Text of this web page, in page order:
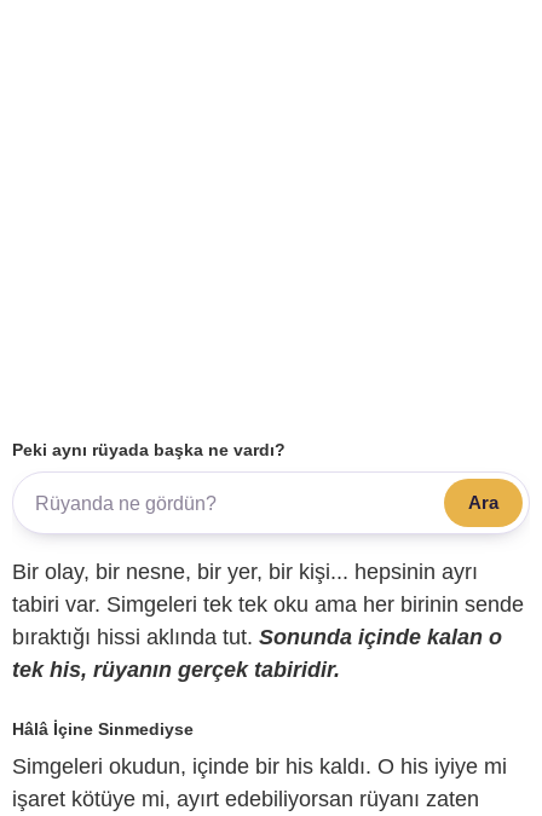
Peki aynı rüyada başka ne vardı?
Ara
Bir olay, bir nesne, bir yer, bir kişi... hepsinin ayrı
tabiri var. Simgeleri tek tek oku ama her birinin sende
bıraktığı hissi aklında tut. Sonunda içinde kalan o
tek his, rüyanın gerçek tabiridir.
Hâlâ İçine Sinmediyse
Simgeleri okudun, içinde bir his kaldı. O his iyiye mi
işaret kötüye mi, ayırt edebiliyorsan rüyanı zaten